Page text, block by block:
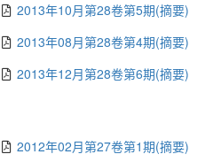
2013年10月第28卷第5期(摘要)
2013年08月第28卷第4期(摘要)
2013年12月第28卷第6期(摘要)
2012年02月第27卷第1期(摘要)